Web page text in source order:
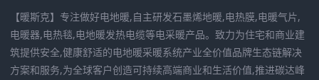
【暖斯克】专注做好电地暖,自主研发石墨烯地暖,电热膜,电暖气片,
电暖器,电热毯,电地暖发热电缆等电采暖产品。致力为住宅和商业建
筑提供安全,健康舒适的电地暖采暖系统产业全价值品牌生态链解决
方案和服务,为全球客户创造可持续高端商业和生活价值,推进碳达峰